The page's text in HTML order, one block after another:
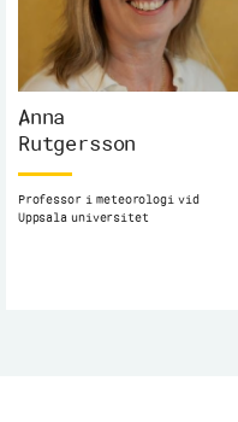
Anna
Rutgersson
Professor i meteorologi vid
Uppsala universitet